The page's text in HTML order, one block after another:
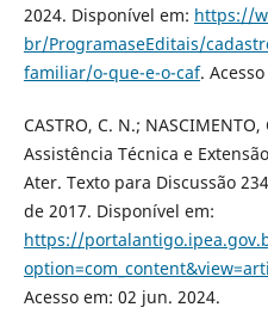
2024. Disponível em: https://
br/ProgramaseEditais/
familiar/o-que-e-o-caf.
CASTRO, C. N.;
Assistência Técnica e
Ater. Texto para Discussão
de 2017. Disponível em:
https://
Acesso em: 02 jun. 2024.